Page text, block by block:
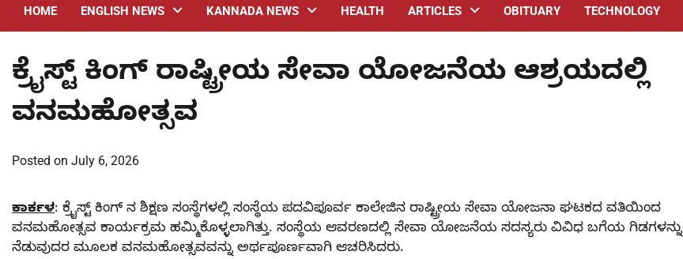
HOME ENGLISH NEWS KANNADA NEWS HEALTH ARTICLES OBITUARY TECHNOLOGY
ಕ್ರೈಸ್ಟ್ ಕಿಂಗ್ ರಾಷ್ಟ್ರೀಯ ಸೇವಾ ಯೋಜನೆಯ ಆಶ್ರಯದಲ್ಲಿ
ವನಮಹೋತ್ಸವ
Posted on July 6, 2026
ಕಾರ್ಕಳ: ಕ್ರೈಸ್ಟ್ ಕಿಂಗ್ ನ ಶಿಕ್ಷಣ ಸಂಸ್ಥೆಗಳಲ್ಲಿ ಸಂಸ್ಥೆಯ ಪದವಿಪೂರ್ವ ಕಾಲೇಜಿನ ರಾಷ್ಟ್ರೀಯ ಸೇವಾ ಯೋಜನಾ ಘಟಕದ ವತಿಯಿಂದ
ವನಮಹೋತ್ಸವ ಕಾರ್ಯಕ್ರಮ ಹಮ್ಮಿಕೊಳ್ಳಲಾಗಿತ್ತು. ಸಂಸ್ಥೆಯ ಆವರಣದಲ್ಲಿ ಸೇವಾ ಯೋಜನೆಯ ಸದಸ್ಯರು ವಿವಿಧ ಬಗೆಯ ಗಿಡಗಳನ್ನು
ನೆಡುವುದರ ಮೂಲಕ ವನಮಹೋತ್ಸವವನ್ನು ಅರ್ಥಪೂರ್ಣವಾಗಿ ಆಚರಿಸಿದರು.